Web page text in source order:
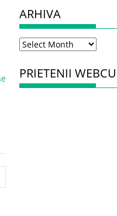
ARHIVA
Arhiva
PRIETENII